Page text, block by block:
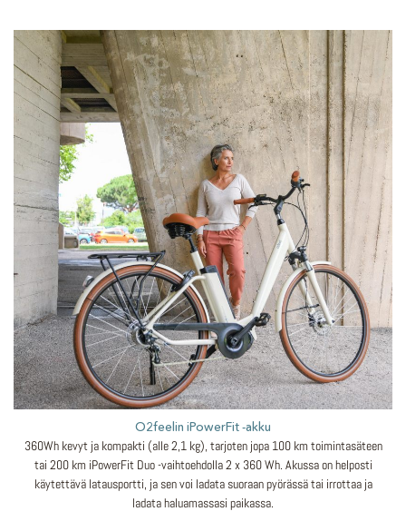
O2feelin iPowerFit -akku
360Wh kevyt ja kompakti (alle 2,1 kg), tarjoten jopa 100 km toimintasäteen
tai 200 km iPowerFit Duo -vaihtoehdolla 2 x 360 Wh. Akussa on helposti
käytettävä latausportti, ja sen voi ladata suoraan pyörässä tai irrottaa ja
ladata haluamassasi paikassa.